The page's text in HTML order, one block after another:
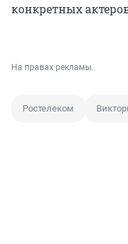
конкретных
На правах рекламы.
Ростелеком